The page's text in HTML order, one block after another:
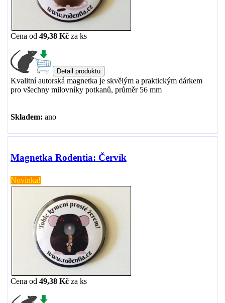
Cena od 49,38 Kč za ks
Kvalitní autorská magnetka je skvělým a praktickým dárkem
pro všechny milovníky potkanů, průměr 56 mm
Skladem: ano
Magnetka Rodentia: Červík
Novinka!
Cena od 49,38 Kč za ks